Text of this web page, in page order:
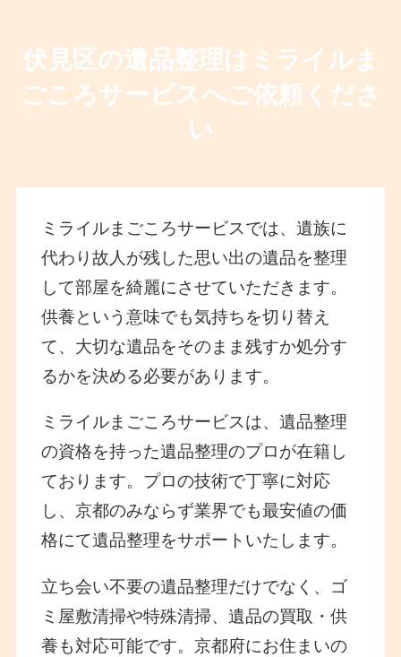
伏見区の遺品整理はミライルま
ごころサービスへご依頼くださ
い
ミライルまごころサービスでは、遺族に
代わり故人が残した思い出の遺品を整理
して部屋を綺麗にさせていただきます。
供養という意味でも気持ちを切り替え
て、大切な遺品をそのまま残すか処分す
るかを決める必要があります。
ミライルまごころサービスは、遺品整理
の資格を持った遺品整理のプロが在籍し
ております。プロの技術で丁寧に対応
し、京都のみならず業界でも最安値の価
格にて遺品整理をサポートいたします。
立ち会い不要の遺品整理だけでなく、ゴ
ミ屋敷清掃や特殊清掃、遺品の買取・供
養も対応可能です。京都府にお住まいの